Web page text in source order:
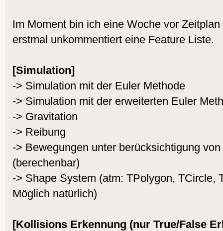
Im Moment bin ich eine Woche vor
erstmal unkommentiert eine Feature Liste.
[Simulation]
-> Simulation mit der Euler Methode
-> Simulation mit der erweiterten Euler
-> Gravitation
-> Reibung
-> Bewegungen unter berücksichtigung
(berechenbar)
-> Shape System (atm: TPolygon, TCircle,
Möglich natürlich)
[Kollisions Erkennung (nur True/False